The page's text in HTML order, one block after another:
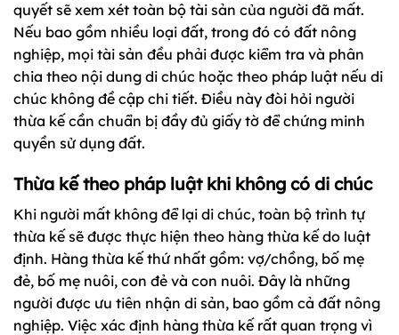
quyết sẽ xem xét toàn bộ tài sản của người đã mất.
Nếu bao gồm nhiều loại đất, trong đó có đất nông
nghiệp, mọi tài sản đều phải được kiểm tra và phân
chia theo nội dung di chúc hoặc theo pháp luật nếu di
chúc không đề cập chi tiết. Điều này đòi hỏi người
thừa kế cần chuẩn bị đầy đủ giấy tờ để chứng minh
quyền sử dụng đất.
Thừa kế theo pháp luật khi không có di chúc
Khi người mất không để lại di chúc, toàn bộ trình tự
thừa kế sẽ được thực hiện theo hàng thừa kế do luật
định. Hàng thừa kế thứ nhất gồm: vợ/chồng, bố mẹ
đẻ, bố mẹ nuôi, con đẻ và con nuôi. Đây là những
người được ưu tiên nhận di sản, bao gồm cả đất nông
nghiệp. Việc xác định hàng thừa kế rất quan trọng vì